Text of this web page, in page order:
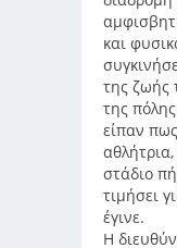
και
της ζωής
της
είπαν
στάδιο
τιμήσει
έγινε.
Η